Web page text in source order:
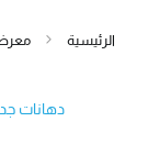
الرئيسية
دهانات